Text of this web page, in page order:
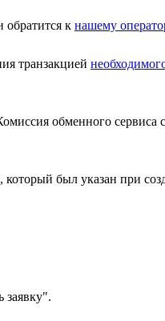
обратится к нашему
транзакцией
обменного сервиса
был указан при
заявку".